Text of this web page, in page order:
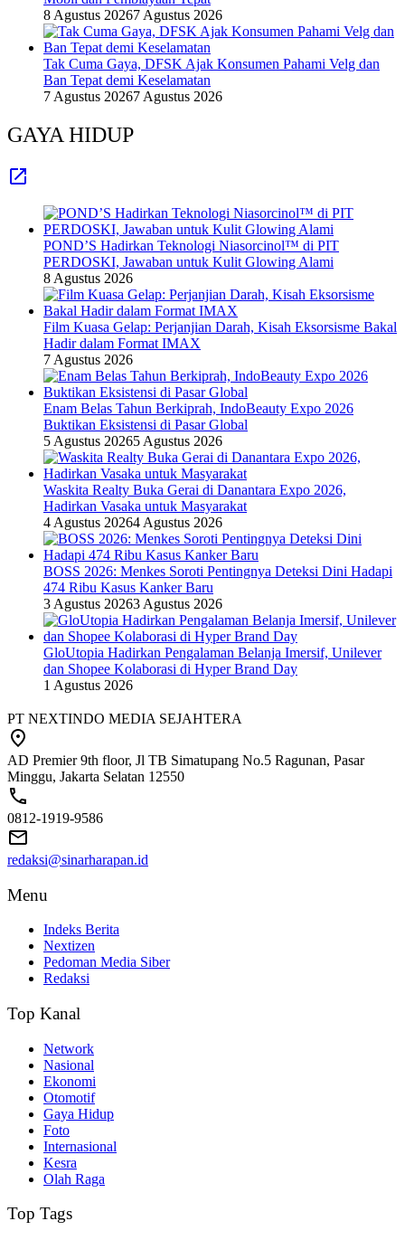
8 Agustus 20267 Agustus 2026
Tak Cuma Gaya, DFSK Ajak Konsumen Pahami Velg dan
Ban Tepat demi Keselamatan
7 Agustus 20267 Agustus 2026
GAYA HIDUP
POND’S Hadirkan Teknologi Niasorcinol™ di PIT
PERDOSKI, Jawaban untuk Kulit Glowing Alami
8 Agustus 2026
Film Kuasa Gelap: Perjanjian Darah, Kisah Eksorsisme Bakal
Hadir dalam Format IMAX
7 Agustus 2026
Enam Belas Tahun Berkiprah, IndoBeauty Expo 2026
Buktikan Eksistensi di Pasar Global
5 Agustus 20265 Agustus 2026
Waskita Realty Buka Gerai di Danantara Expo 2026,
Hadirkan Vasaka untuk Masyarakat
4 Agustus 20264 Agustus 2026
BOSS 2026: Menkes Soroti Pentingnya Deteksi Dini Hadapi
474 Ribu Kasus Kanker Baru
3 Agustus 20263 Agustus 2026
GloUtopia Hadirkan Pengalaman Belanja Imersif, Unilever
dan Shopee Kolaborasi di Hyper Brand Day
1 Agustus 2026
PT NEXTINDO MEDIA SEJAHTERA
AD Premier 9th floor, Jl TB Simatupang No.5 Ragunan, Pasar
Minggu, Jakarta Selatan 12550
0812-1919-9586
redaksi@sinarharapan.id
Menu
Indeks Berita
Nextizen
Pedoman Media Siber
Redaksi
Top Kanal
Network
Nasional
Ekonomi
Otomotif
Gaya Hidup
Foto
Internasional
Kesra
Olah Raga
Top Tags